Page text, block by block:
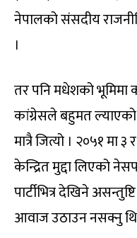
नेपालको संसदीय
।
तर पनि मधेशको भूमिमा
कांग्रेसले बहुमत
मात्रै जित्यो । २०५१ मा
केन्द्रित मुद्दा लिएको
पार्टीभित्र देखिने
आवाज उठाउन नसक्नु